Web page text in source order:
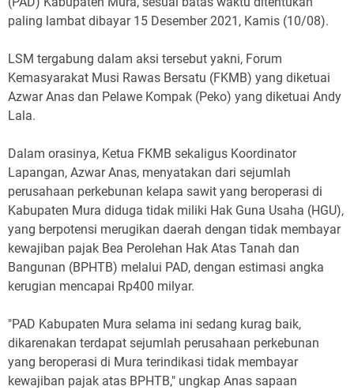
paling lambat dibayar 15 Desember 2021, Kamis (10/08).
LSM tergabung dalam aksi tersebut yakni, Forum
Kemasyarakat Musi Rawas Bersatu (FKMB) yang diketuai
Azwar Anas dan Pelawe Kompak (Peko) yang diketuai Andy
Lala.
Dalam orasinya, Ketua FKMB sekaligus Koordinator
Lapangan, Azwar Anas, menyatakan dari sejumlah
perusahaan perkebunan kelapa sawit yang beroperasi di
Kabupaten Mura diduga tidak miliki Hak Guna Usaha (HGU),
yang berpotensi merugikan daerah dengan tidak membayar
kewajiban pajak Bea Perolehan Hak Atas Tanah dan
Bangunan (BPHTB) melalui PAD, dengan estimasi angka
kerugian mencapai Rp400 milyar.
"PAD Kabupaten Mura selama ini sedang kurag baik,
dikarenakan terdapat sejumlah perusahaan perkebunan
yang beroperasi di Mura terindikasi tidak membayar
kewajiban pajak atas BPHTB," ungkap Anas sapaan